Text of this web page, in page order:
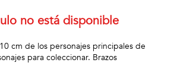
no está disponible
cm de los personajes principales de
para coleccionar. Brazos